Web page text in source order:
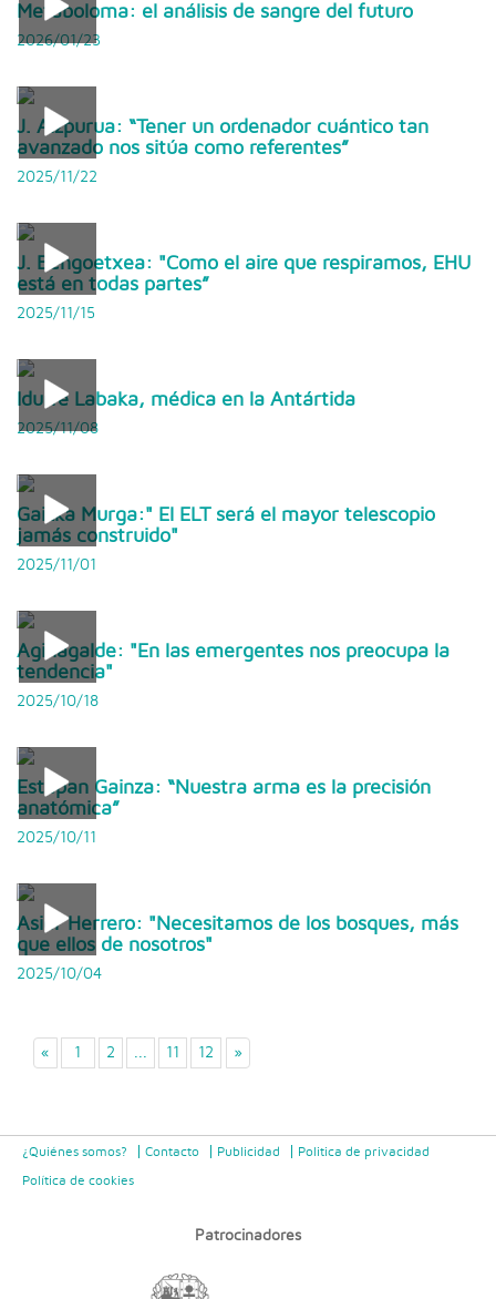
Metaboloma: el análisis de sangre del futuro
2026/01/23
J. Aizpurua: “Tener un ordenador cuántico tan
avanzado nos sitúa como referentes”
2025/11/22
J. Bengoetxea: "Como el aire que respiramos, EHU
está en todas partes”
2025/11/15
Idurre Labaka, médica en la Antártida
2025/11/08
Gaizka Murga:" El ELT será el mayor telescopio
jamás construido"
2025/11/01
Aginagalde: "En las emergentes nos preocupa la
tendencia"
2025/10/18
Estepan Gainza: “Nuestra arma es la precisión
anatómica”
2025/10/11
Asier Herrero: "Necesitamos de los bosques, más
que ellos de nosotros"
2025/10/04
« 1 2 11 12 »
¿Quiénes somos? Contacto Publicidad Politica de privacidad
Política de cookies
Patrocinadores